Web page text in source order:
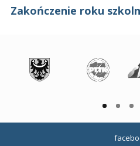
Zakończenie roku